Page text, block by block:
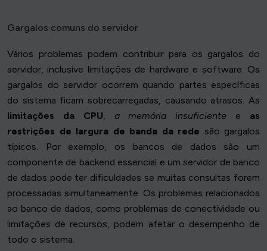
Gargalos comuns do servidor
Vários problemas podem contribuir para os gargalos do
servidor, inclusive limitações de hardware e software. Os
gargalos do servidor ocorrem quando partes específicas
do sistema ficam sobrecarregadas, causando atrasos. As
limitações da CPU, a memória insuficiente e as
restrições de largura de banda da rede são gargalos
típicos. Por exemplo, os bancos de dados são um
componente de backend essencial e um servidor de banco
de dados pode ter dificuldades se muitas consultas forem
processadas simultaneamente. Os problemas relacionados
ao banco de dados, como problemas de conectividade ou
limitações de recursos, podem afetar o desempenho de
todo o sistema.